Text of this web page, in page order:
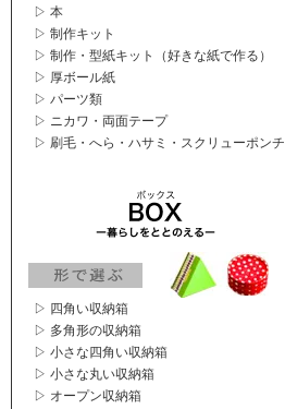
▷ 本
▷ 制作キット
▷ 制作・型紙キット（好きな紙で作る）
▷ 厚ボール紙
▷ パーツ類
▷ ニカワ・両面テープ
▷ 刷毛・へら・ハサミ・スクリューポンチ
▷ 四角い収納箱
▷ 多角形の収納箱
▷ 小さな四角い収納箱
▷ 小さな丸い収納箱
▷ オープン収納箱